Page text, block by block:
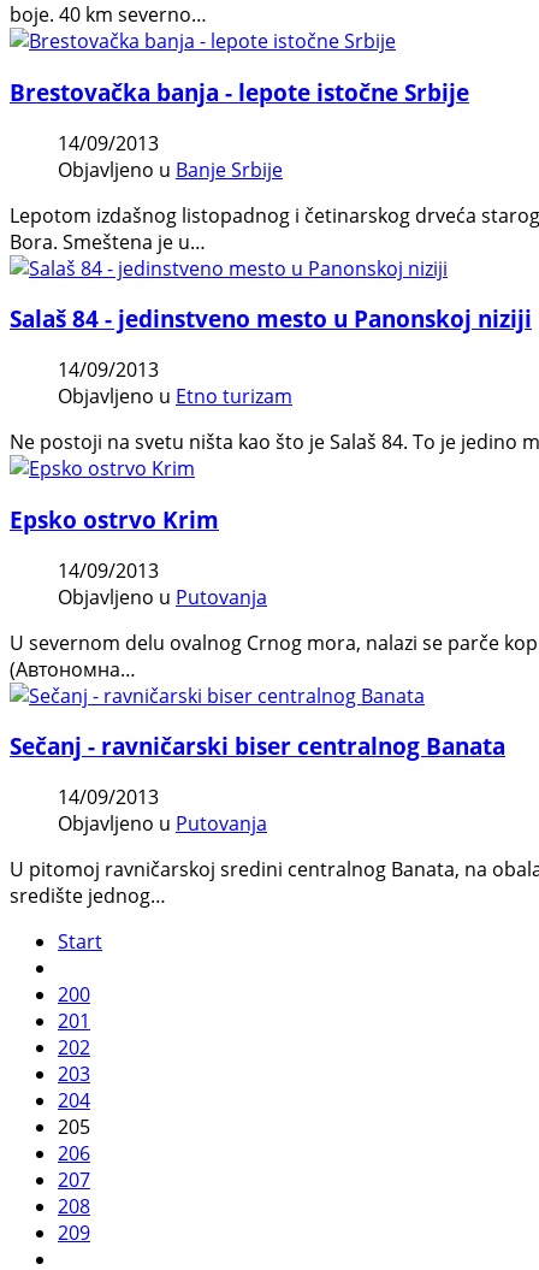
boje. 40 km severno…
Brestovačka banja - lepote istočne Srbije
14/09/2013
Objavljeno u Banje Srbije
Lepotom izdašnog listopadnog i četinarskog drveća
Bora. Smeštena je u…
Salaš 84 - jedinstveno mesto u Panonskoj niziji
14/09/2013
Objavljeno u Etno turizam
Ne postoji na svetu ništa kao što je Salaš 84. To je
Epsko ostrvo Krim
14/09/2013
Objavljeno u Putovanja
U severnom delu ovalnog Crnog mora, nalazi se parče
(Автономна…
Sečanj - ravničarski biser centralnog Banata
14/09/2013
Objavljeno u Putovanja
U pitomoj ravničarskoj sredini centralnog Banata, na
središte jednog…
Start
200
201
202
203
204
205
206
207
208
209